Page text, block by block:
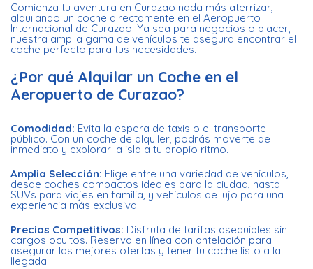
Comienza tu aventura en Curazao nada más aterrizar,
alquilando un coche directamente en el Aeropuerto
Internacional de Curazao. Ya sea para negocios o placer,
nuestra amplia gama de vehículos te asegura encontrar el
coche perfecto para tus necesidades.
¿Por qué Alquilar un Coche en el
Aeropuerto de Curazao?
Comodidad: Evita la espera de taxis o el transporte
público. Con un coche de alquiler, podrás moverte de
inmediato y explorar la isla a tu propio ritmo.
Amplia Selección: Elige entre una variedad de vehículos,
desde coches compactos ideales para la ciudad, hasta
SUVs para viajes en familia, y vehículos de lujo para una
experiencia más exclusiva.
Precios Competitivos: Disfruta de tarifas asequibles sin
cargos ocultos. Reserva en línea con antelación para
asegurar las mejores ofertas y tener tu coche listo a la
llegada.